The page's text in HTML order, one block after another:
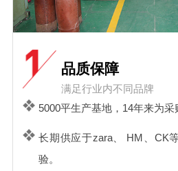
品质保障
满足行业内不同品牌
5000平生产基地，14年来为采
长期供应于zara、 HM、CK
验。